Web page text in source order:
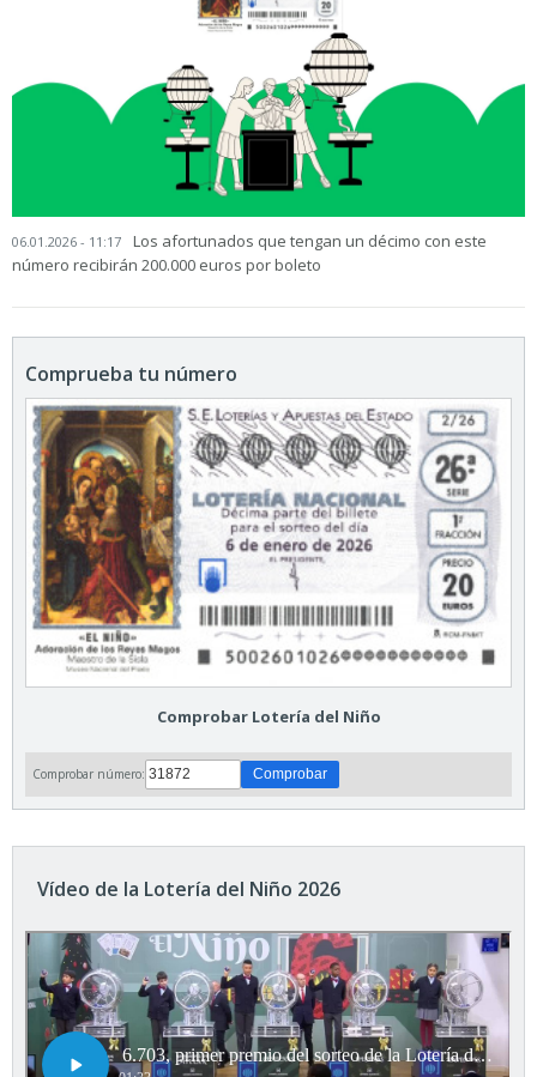
06.01.2026 - 11:17
Los afortunados que tengan un décimo con este
número recibirán 200.000 euros por boleto
Comprueba tu número
Comprobar Lotería del Niño
Comprobar número:
Vídeo de la Lotería del Niño 2026